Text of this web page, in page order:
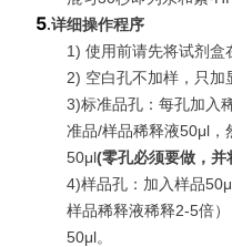
5.详细操作程序
1) 使用前请先将试剂盒
2) 空白孔不加样，只加
3)标准品孔：每孔加入
准品/样品稀释液50μl，
50μl(零孔必须要做，并
4)样品孔：加入样品
样品稀释液稀释2-5倍
50μl。